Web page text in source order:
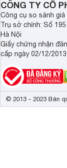
CÔNG TY CỔ
Công cụ so sánh
Trụ sở chính: Số
Hà Nội
Giấy chứng nhận
cấp ngày 02/12/2013
© 2013 - 2023 Bản